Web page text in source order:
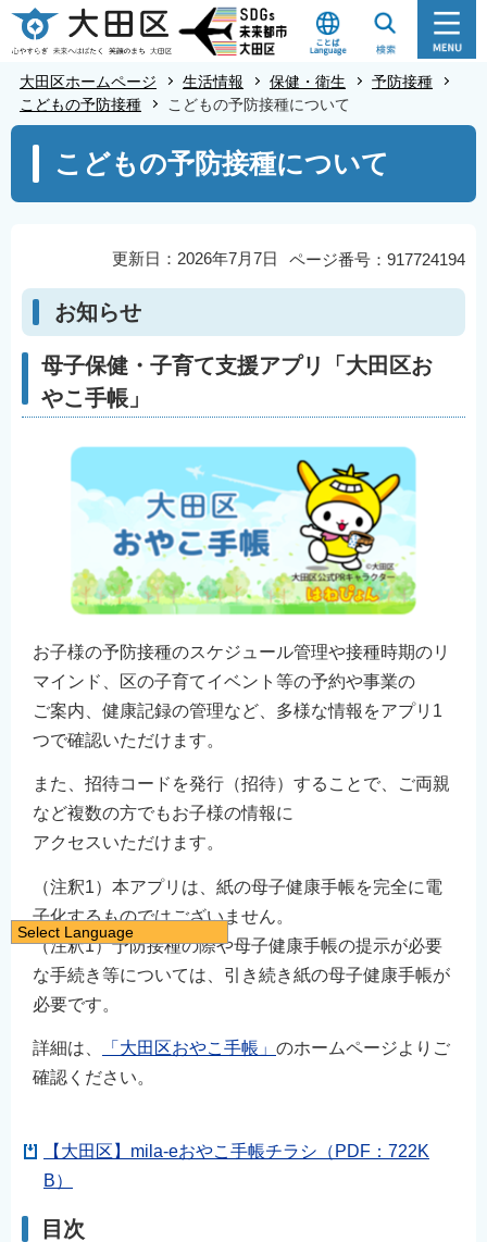
こ
の
ジ
大田区ホームページ 生活情報 保健・衛生
予防接種
こどもの予防接種
こどもの予防接種について
こ
ら
こどもの予防接種について
ページ番号：917724194
更新日：2026年7月7日
お知らせ
母子保健・子育て支援アプリ「大田区お
やこ手帳」
お子様の予防接種のスケジュール管理や接種時期のリ
マインド、区の子育てイベント等の予約や事業の
ご案内、健康記録の管理など、多様な情報をアプリ1
つで確認いただけます。
また、招待コードを発行（招待）することで、ご両親
など複数の方でもお子様の情報に
アクセスいただけます。
（注釈1）本アプリは、紙の母子健康手帳を完全に電
子化するものではございません。
（注釈1）予防接種の際や母子健康手帳の提示が必要
な手続き等については、引き続き紙の母子健康手帳が
必要です。
詳細は、 「大田区おやこ手帳」 のホームページよりご
確認ください。
【大田区】mila-eおやこ手帳チラシ（PDF：722K
B）
目次
Select Language
日本語
English
繁體中文
Filipino